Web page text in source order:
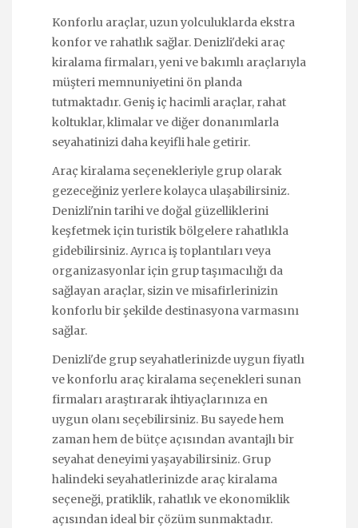
Konforlu araçlar, uzun yolculuklarda ekstra
konfor ve rahatlık sağlar. Denizli'deki araç
kiralama firmaları, yeni ve bakımlı araçlarıyla
müşteri memnuniyetini ön planda
tutmaktadır. Geniş iç hacimli araçlar, rahat
koltuklar, klimalar ve diğer donanımlarla
seyahatinizi daha keyifli hale getirir.
Araç kiralama seçenekleriyle grup olarak
gezeceğiniz yerlere kolayca ulaşabilirsiniz.
Denizli'nin tarihi ve doğal güzelliklerini
keşfetmek için turistik bölgelere rahatlıkla
gidebilirsiniz. Ayrıca iş toplantıları veya
organizasyonlar için grup taşımacılığı da
sağlayan araçlar, sizin ve misafirlerinizin
konforlu bir şekilde destinasyona varmasını
sağlar.
Denizli'de grup seyahatlerinizde uygun fiyatlı
ve konforlu araç kiralama seçenekleri sunan
firmaları araştırarak ihtiyaçlarınıza en
uygun olanı seçebilirsiniz. Bu sayede hem
zaman hem de bütçe açısından avantajlı bir
seyahat deneyimi yaşayabilirsiniz. Grup
halindeki seyahatlerinizde araç kiralama
seçeneği, pratiklik, rahatlık ve ekonomiklik
açısından ideal bir çözüm sunmaktadır.